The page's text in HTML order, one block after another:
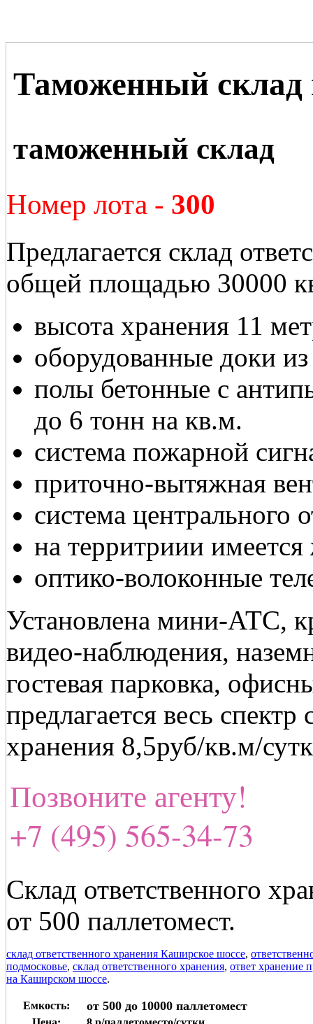
Таможенный
таможенный склад
Номер лота - 300
Предлагается склад
общей площадью 30000
высота хранения 11
оборудованные доки
полы бетонные с
до 6 тонн на кв.м.
система пожарной
приточно-вытяжная
система центрального
на территриии имеется
оптико-волоконные
Установлена мини-АТС,
видео-наблюдения,
гостевая парковка,
предлагается весь
хранения 8,5руб/кв.м/
Позвоните агенту!
+7 (495) 565-34-73
Склад ответственного
от 500 паллетомест.
склад ответственного хранения Каширское шоссе,
подмосковье, склад ответственного хранения, ответ хранение
на Каширском шоссе.
Емкость: от 500 до 10000 паллетомест